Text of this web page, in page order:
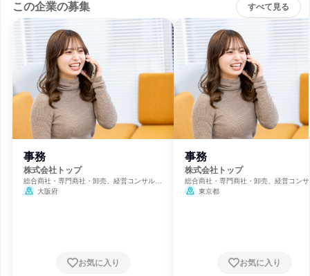
この企業の募集 すべて見る
事務
株式会社トップ
総合商社・専門商社・卸売、経営コンサルテ
ィング、通信・インターネット
大阪府
お気に入り
事務
株式会社トップ
総合商社・専門商社・卸売、経営コン
ィング、通信・インターネット
東京都
お気に入り